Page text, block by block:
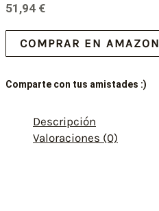
51,94 €
COMPRAR EN AMAZON
Comparte con tus amistades :)
Descripción
Valoraciones (0)